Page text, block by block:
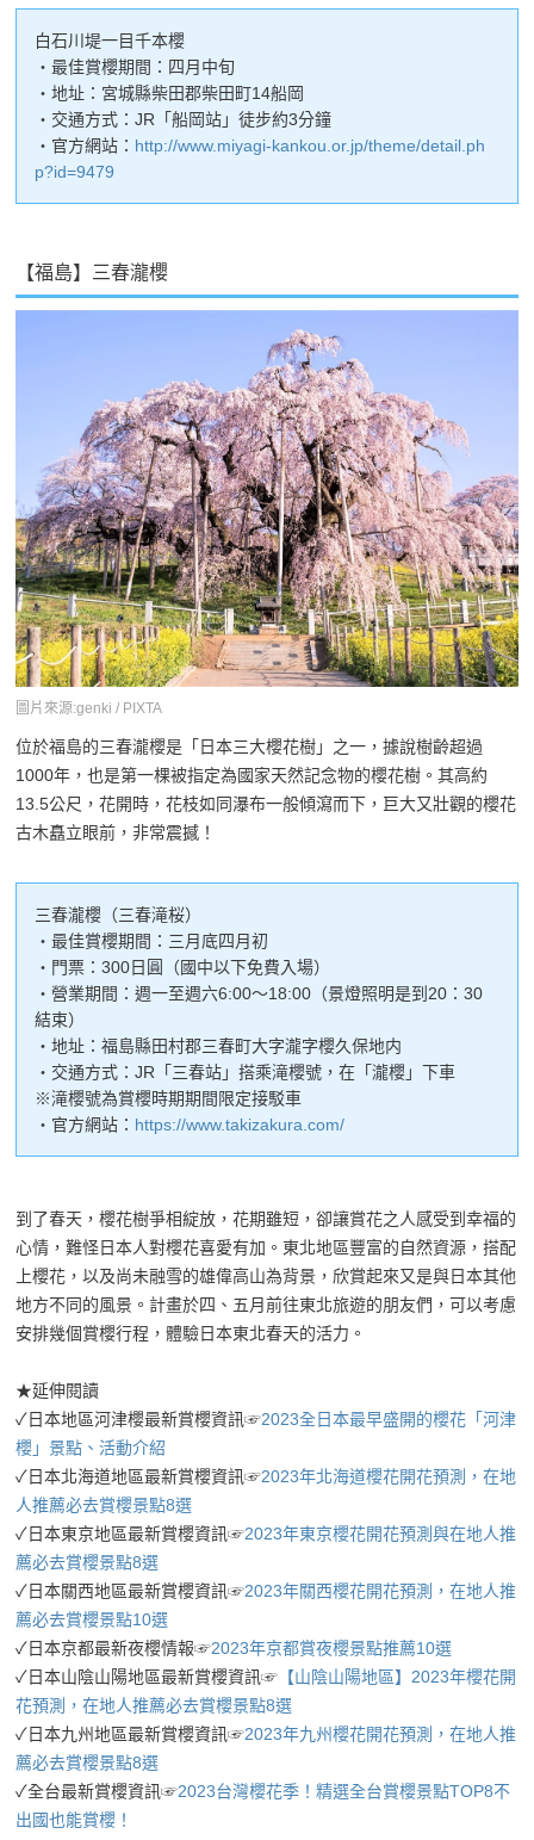
白石川堤一目千本櫻
・最佳賞櫻期間：四月中旬
・地址：宮城縣柴田郡柴田町14船岡
・交通方式：JR「船岡站」徒步約3分鐘
・官方網站： http://www.miyagi-kankou.or.jp/theme/detail.ph
p?id=9479
【福島】三春瀧櫻
圖片來源:genki / PIXTA
位於福島的三春瀧櫻是「日本三大櫻花樹」之一，據說樹齡超過
1000年，也是第一棵被指定為國家天然記念物的櫻花樹。其高約
13.5公尺，花開時，花枝如同瀑布一般傾瀉而下，巨大又壯觀的櫻花
古木矗立眼前，非常震撼！
三春瀧櫻（三春滝桜）
・最佳賞櫻期間：三月底四月初
・門票：300日圓（國中以下免費入場）
・營業期間：週一至週六6:00～18:00（景燈照明是到20：30
結束）
・地址：福島縣田村郡三春町大字瀧字櫻久保地内
・交通方式：JR「三春站」搭乘滝櫻號，在「瀧櫻」下車
※滝櫻號為賞櫻時期期間限定接駁車
・官方網站： https://www.takizakura.com/
到了春天，櫻花樹爭相綻放，花期雖短，卻讓賞花之人感受到幸福的
心情，難怪日本人對櫻花喜愛有加。東北地區豐富的自然資源，搭配
上櫻花，以及尚未融雪的雄偉高山為背景，欣賞起來又是與日本其他
地方不同的風景。計畫於四、五月前往東北旅遊的朋友們，可以考慮
安排幾個賞櫻行程，體驗日本東北春天的活力。
★延伸閱讀
✓日本地區河津櫻最新賞櫻資訊☞2023全日本最早盛開的櫻花「河津
櫻」景點、活動介紹
✓日本北海道地區最新賞櫻資訊☞2023年北海道櫻花開花預測，在地
人推薦必去賞櫻景點8選
✓日本東京地區最新賞櫻資訊☞2023年東京櫻花開花預測與在地人推
薦必去賞櫻景點8選
✓日本關西地區最新賞櫻資訊☞2023年關西櫻花開花預測，在地人推
薦必去賞櫻景點10選
✓日本京都最新夜櫻情報☞2023年京都賞夜櫻景點推薦10選
✓日本山陰山陽地區最新賞櫻資訊☞ 【山陰山陽地區】2023年櫻花開
花預測，在地人推薦必去賞櫻景點8選
✓日本九州地區最新賞櫻資訊☞2023年九州櫻花開花預測，在地人推
薦必去賞櫻景點8選
✓全台最新賞櫻資訊☞2023台灣櫻花季！精選全台賞櫻景點TOP8不
出國也能賞櫻！